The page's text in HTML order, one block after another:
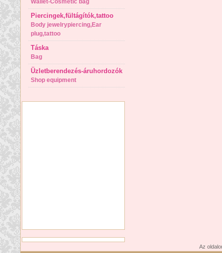
Wallet-Cosmetic bag
Piercingek,fültágítók,tattoo
Body jewelrypiercing,Ear
plug,tattoo
Táska
Bag
Üzletberendezés-áruhordozók
Shop equipment
Az